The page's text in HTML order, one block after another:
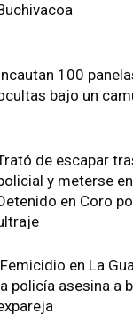
100
bajo un
de escapar
y meterse
en Coro
en La
policía asesina a